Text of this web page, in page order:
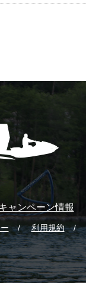
ャンペーン情報
利用規約